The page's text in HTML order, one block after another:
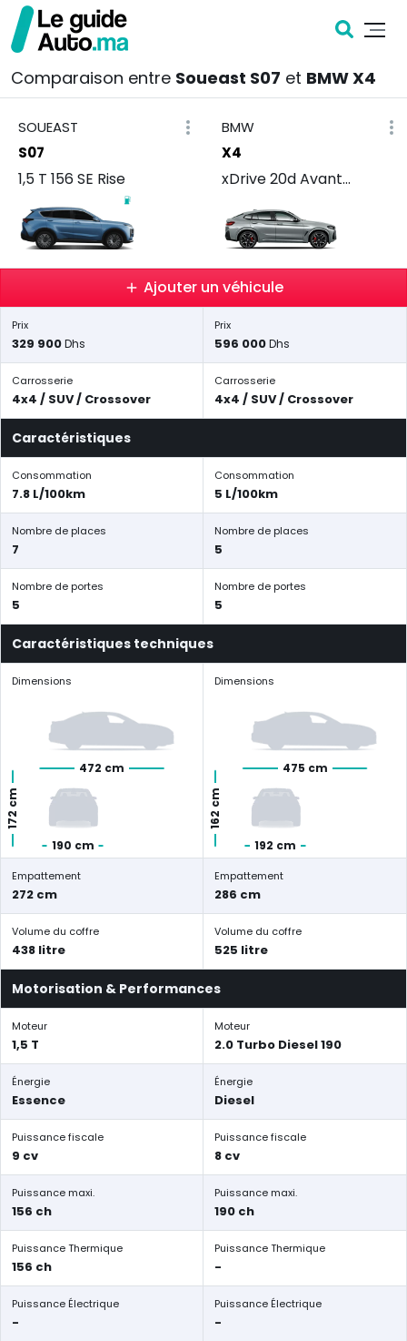
Comparaison entre Soueast S07 et BMW X4
SOUEAST
S07
1,5 T 156 SE Rise
BMW
X4
xDrive 20d Avantage
Ajouter un véhicule
Prix
329 900Dhs
Prix
596 000Dhs
Carrosserie
4x4 / SUV / Crossover
Carrosserie
4x4 / SUV / Crossover
Caractéristiques
Consommation
7.8 L/100km
Consommation
5 L/100km
Nombre de places
7
Nombre de places
5
Nombre de portes
5
Nombre de portes
5
Caractéristiques techniques
Dimensions
472 cm
190 cm
172 cm
Dimensions
475 cm
192 cm
162 cm
Empattement
272 cm
Empattement
286 cm
Volume du coffre
438 litre
Volume du coffre
525 litre
Motorisation & Performances
Moteur
1,5 T
Moteur
2.0 Turbo Diesel 190
Énergie
Essence
Énergie
Diesel
Puissance fiscale
9 cv
Puissance fiscale
8 cv
Puissance maxi.
156 ch
Puissance maxi.
190 ch
Puissance Thermique
156 ch
Puissance Thermique
-
Puissance Électrique
-
Puissance Électrique
-